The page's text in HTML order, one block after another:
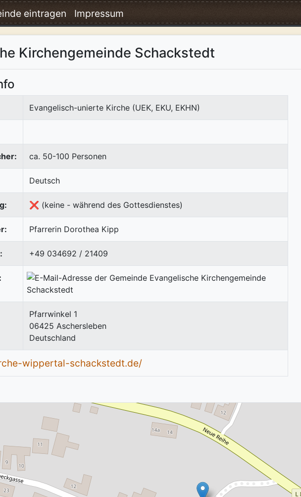
eintragen Impressum
Kirchengemeinde Schackstedt
Evangelisch-unierte Kirche (UEK, EKU, EKHN)
ca. 50-100 Personen
Deutsch
❌ (keine - während des Gottesdienstes)
Pfarrerin Dorothea Kipp
+49 034692 / 21409
Pfarrwinkel 1
06425 Aschersleben
Deutschland
wippertal-schackstedt.de/